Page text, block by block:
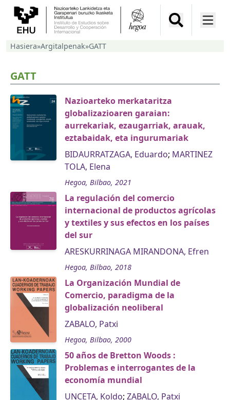
Hasiera»Argitalpenak»GATT
GATT
Nazioarteko merkataritza
globalizazioaren garaian:
aurrekariak, ezaugarriak, arauak,
eztabaidak, eta ingurumariak
BIDAURRATZAGA, Eduardo; MARTINEZ
TOLA, Elena
Hegoa, Bilbao, 2021
La regulación del comercio
internacional de productos agrícolas
y textiles y sus efectos en los países
del sur
ARESKURRINAGA MIRANDONA, Efren
Hegoa, Bilbao, 2018
La Organización Mundial de
Comercio, paradigma de la
globalización neoliberal
ZABALO, Patxi
Hegoa, Bilbao, 2000
50 años de Bretton Woods :
Problemas e interrogantes de la
economía mundial
UNCETA, Koldo; ZABALO, Patxi